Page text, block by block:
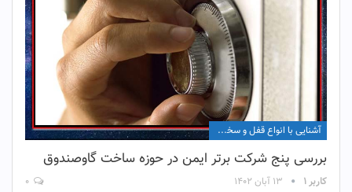
آشنایی با انواع قفل و سخت افزار آن
بررسی پنج شرکت برتر ایمن در حوزه ساخت گاوصندوق
کاربر ۱ ۱۳ آبان ۱۴۰۲